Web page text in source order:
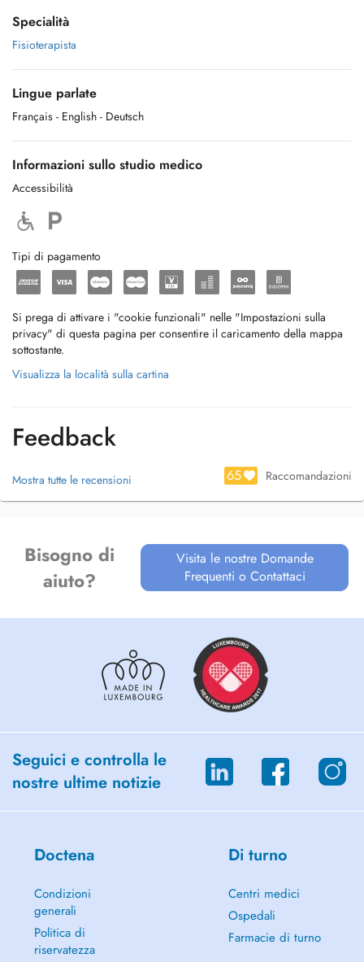
Specialità
Fisioterapista
Lingue parlate
Français - English - Deutsch
Informazioni sullo studio medico
Accessibilità
Tipi di pagamento
Si prega di attivare i "cookie funzionali" nelle "Impostazioni sulla
privacy" di questa pagina per consentire il caricamento della mappa
sottostante.
Visualizza la località sulla cartina
Feedback
Mostra tutte le recensioni 65 Raccomandazioni
Bisogno di
aiuto?
Visita le nostre Domande
Frequenti o Contattaci
Seguici e controlla le
nostre ultime notizie
Doctena
Condizioni
generali
Politica di
riservatezza
Di turno
Centri medici
Ospedali
Farmacie di turno